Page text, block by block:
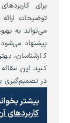
برای
توضیحات
می‌تواند به
پیشنهاد
کنید. این
در تصمیم‌گیری
بیشتر
کاربردهای